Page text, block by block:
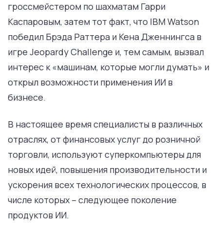
гроссмейстером по шахматам Гарри
Каспаровым, затем тот факт, что IBM Watson
победил Брэда Раттера и Кена Дженнингса в
игре Jeopardy Challenge и, тем самым, вызвал
интерес к «машинам, которые могли думать» и
открыл возможности применения ИИ в
бизнесе.
В настоящее время специалисты в различных
отраслях, от финансовых услуг до розничной
торговли, используют суперкомпьютеры для
новых идей, повышения производительности и
ускорения всех технологических процессов, в
числе которых – следующее поколение
продуктов ИИ.